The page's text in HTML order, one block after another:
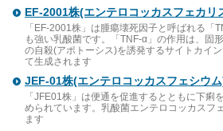
EF-2001株(エンテロコッカスフェカ
「EF-2001株」は腫瘍壊死因子と呼ばれる「
も強い乳酸菌です。「TNF-α」の作用は、固
の自殺(アポトーシス)を誘発するサイトカイ
て生成されます
JEF-01株(エンテロコッカスフェシウ
「JFE01株」は便通を促進するとともに下痢
められています。乳酸菌エンテロコッカスフ
ます